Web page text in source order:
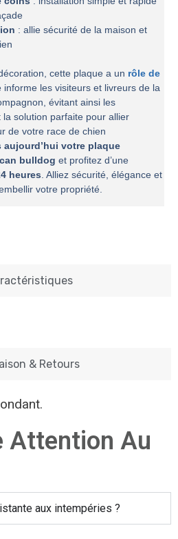
& Retours
: allie sécurité de la maison et
cette plaque a un rôle de
informe les visiteurs et livreurs de la
évitant ainsi les
la solution parfaite pour allier
de votre race de chien
aujourd’hui votre plaque
bulldog et profitez d’une
heures. Alliez sécurité, élégance et
votre propriété.
Attention Au
aux intempéries ?